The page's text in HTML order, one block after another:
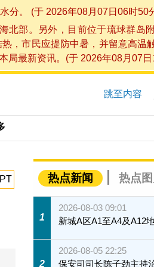
分。 (于 2026年08月07日06时50
北部。另外，目前位于琉球群岛
，市民应提防中暑，并留意高温
局最新资讯。(于 2026年08月07
跳至内容
PT 热点新闻 热点
1
2026-08-03 09:01
新城A区A1至A4及A12
2
2026-08-05 22:25
保安司司长陈子劲主持